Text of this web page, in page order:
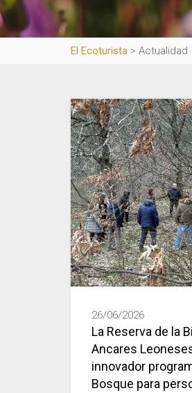
El Ecoturista > Actualidad
26/06/2026
La Reserva de la
Ancares
innovador
Bosque para